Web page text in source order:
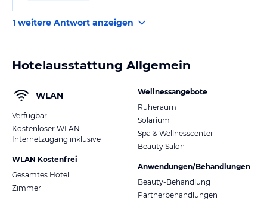
1 weitere Antwort anzeigen
Hotelausstattung Allgemein
WLAN
Verfügbar
Kostenloser WLAN-
Internetzugang inklusive
WLAN Kostenfrei
Gesamtes Hotel
Zimmer
Wellnessangebote
Ruheraum
Solarium
Spa & Wellnesscenter
Beauty Salon
Anwendungen/Behandlungen
Beauty-Behandlung
Partnerbehandlungen